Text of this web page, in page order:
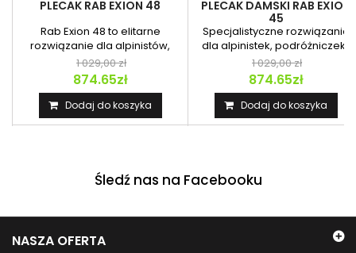
PLECAK RAB EXION 48
Rab Exion 48 to elitarne
rozwiązanie dla alpinistów,
himalaistów i pasjonatów...
1 029,00 zł
874.65zł
Dodaj do koszyka
PLECAK DAMSKI RAB EXION
45
Specjalistyczne rozwiązanie
dla alpinistek, podróżniczek i
miłośniczek...
1 029,00 zł
874.65zł
Dodaj do koszyka
Śledź nas na Facebooku
NASZA OFERTA